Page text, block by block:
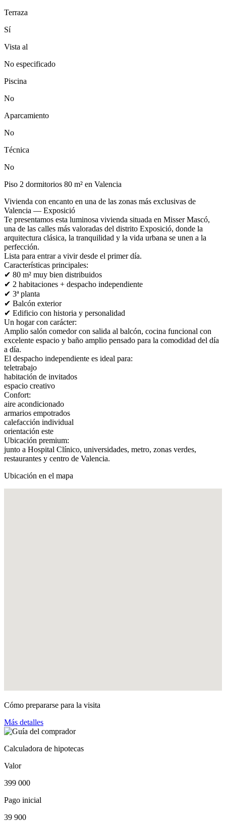
Terraza
Sí
Vista al
No especificado
Piscina
No
Aparcamiento
No
Técnica
No
Piso 2 dormitorios 80 m² en Valencia
Vivienda con encanto en una de las zonas más exclusivas de
Valencia — Exposició
Te presentamos esta luminosa vivienda situada en Misser Mascó,
una de las calles más valoradas del distrito Exposició, donde la
arquitectura clásica, la tranquilidad y la vida urbana se unen a la
perfección.
Lista para entrar a vivir desde el primer día.
Características principales:
✔ 80 m² muy bien distribuidos
✔ 2 habitaciones + despacho independiente
✔ 3ª planta
✔ Balcón exterior
✔ Edificio con historia y personalidad
Un hogar con carácter:
Amplio salón comedor con salida al balcón, cocina funcional con
excelente espacio y baño amplio pensado para la comodidad del día
a día.
El despacho independiente es ideal para:
teletrabajo
habitación de invitados
espacio creativo
Confort:
aire acondicionado
armarios empotrados
calefacción individual
orientación este
Ubicación premium:
junto a Hospital Clínico, universidades, metro, zonas verdes,
restaurantes y centro de Valencia.
Ubicación en el mapa
Cómo prepararse para la visita
Más detalles
Calculadora de hipotecas
Valor
399 000
Pago inicial
39 900